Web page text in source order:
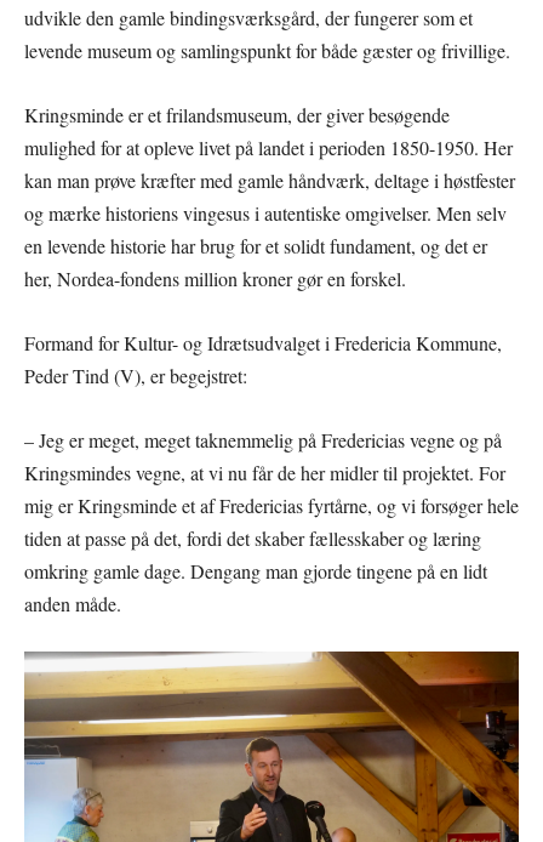
udvikle den gamle bindingsværksgård, der fungerer som et
levende museum og samlingspunkt for både gæster og frivillige.
Kringsminde er et frilandsmuseum, der giver besøgende
mulighed for at opleve livet på landet i perioden 1850-1950. Her
kan man prøve kræfter med gamle håndværk, deltage i høstfester
og mærke historiens vingesus i autentiske omgivelser. Men selv
en levende historie har brug for et solidt fundament, og det er
her, Nordea-fondens million kroner gør en forskel.
Formand for Kultur- og Idrætsudvalget i Fredericia Kommune,
Peder Tind (V), er begejstret:
– Jeg er meget, meget taknemmelig på Fredericias vegne og på
Kringsmindes vegne, at vi nu får de her midler til projektet. For
mig er Kringsminde et af Fredericias fyrtårne, og vi forsøger hele
tiden at passe på det, fordi det skaber fællesskaber og læring
omkring gamle dage. Dengang man gjorde tingene på en lidt
anden måde.